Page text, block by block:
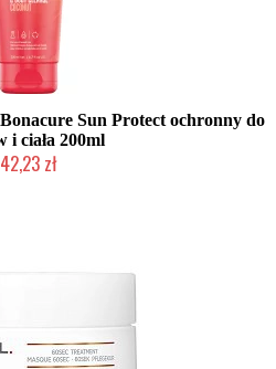
Sun Protect ochronny do
i ciała 200ml
42,23 zł